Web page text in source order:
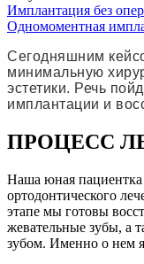
Имплантация без
Одномоментная
Сегодняшним
минимальную
эстетики. Речь
имплантации и
ПРОЦЕСС
Наша юная
ортодонтического
этапе мы готовы
жевательные зубы, а
зубом. Именно о нем